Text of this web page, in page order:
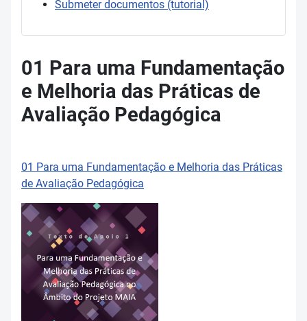
Submeter documentos (tutorial)
01 Para uma Fundamentação
e Melhoria das Práticas de
Avaliação Pedagógica
01 Para uma Fundamentação e Melhoria das Práticas
de Avaliação Pedagógica